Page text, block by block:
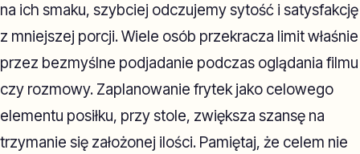
na ich smaku, szybciej odczujemy sytość i satysfakcję
z mniejszej porcji. Wiele osób przekracza limit właśnie
przez bezmyślne podjadanie podczas oglądania filmu
czy rozmowy. Zaplanowanie frytek jako celowego
elementu posiłku, przy stole, zwiększa szansę na
trzymanie się założonej ilości. Pamiętaj, że celem nie